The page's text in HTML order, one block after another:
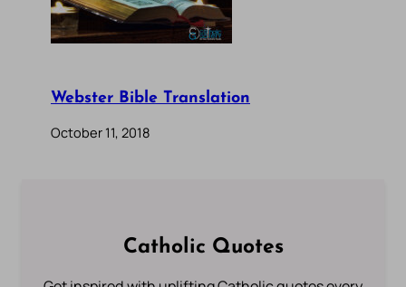
Webster Bible Translation
October 11, 2018
Catholic Quotes